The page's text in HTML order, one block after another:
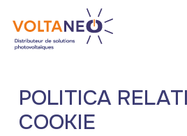
main
POLITICA
COOKIE